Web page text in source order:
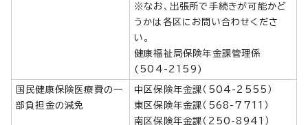
※なお、出張所で手続きが可能かど
うかは各区にお問い合わせくださ
い。
健康福祉局保険年金課管理係
(504-2159)
国民健康保険医療費の一
部負担金の減免
中区保険年金課（504-2555）
東区保険年金課（568-7711）
南区保険年金課（250-8941）